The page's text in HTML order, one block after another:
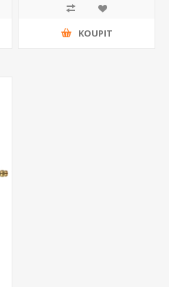
KOUPIT